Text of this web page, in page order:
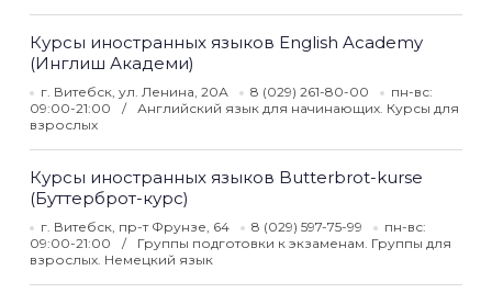
Курсы иностранных языков English Academy
(Инглиш Академи)
г. Витебск, ул. Ленина, 20А 8 (029) 261-80-00
пн-вс:
09:00-21:00
Английский язык для начинающих. Курсы для
взрослых
Курсы иностранных языков Butterbrot-kurse
(Буттерброт-курс)
г. Витебск, пр-т Фрунзе, 64 8 (029) 597-75-99
пн-вс:
09:00-21:00
Группы подготовки к экзаменам. Группы для
взрослых. Немецкий язык